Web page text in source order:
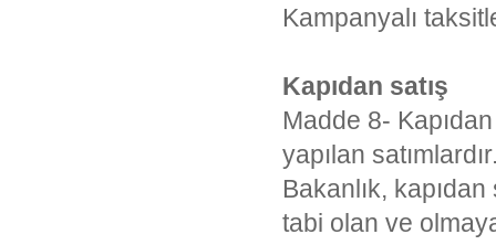
Kampanyalı
Kapıdan satış
Madde 8-
yapılan
Bakanlık,
tabi olan ve